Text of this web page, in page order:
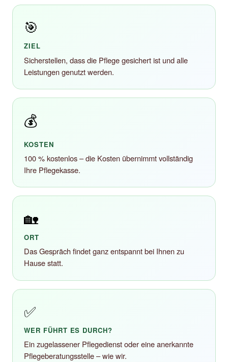
🎯
ZIEL
Sicherstellen, dass die Pflege gesichert ist und alle
Leistungen genutzt werden.
💰
KOSTEN
100 % kostenlos – die Kosten übernimmt vollständig
Ihre Pflegekasse.
🏡
ORT
Das Gespräch findet ganz entspannt bei Ihnen zu
Hause statt.
✅
WER FÜHRT ES DURCH?
Ein zugelassener Pflegedienst oder eine anerkannte
Pflegeberatungsstelle – wie wir.